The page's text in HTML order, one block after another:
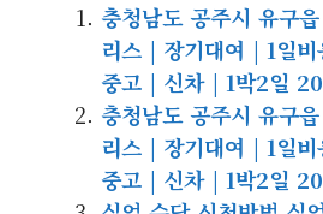
충청남도 공주시 유구
리스 | 장기대여 | 1일
중고 | 신차 | 1박2일
충청남도 공주시 유구
리스 | 장기대여 | 1일
중고 | 신차 | 1박2일